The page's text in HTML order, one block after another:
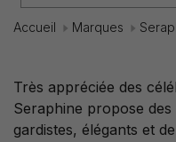
Accueil Marques
Très appréciée des
Seraphine propose
gardistes, élégants et